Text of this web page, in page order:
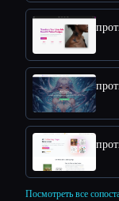
Посмотреть все